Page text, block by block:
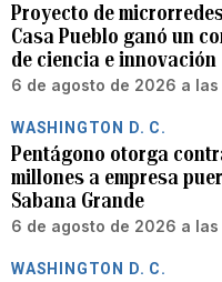
Proyecto de
Casa Pueblo ganó un
de ciencia e innovación
6 de agosto de 2026 a las
WASHINGTON D. C.
Pentágono otorga
millones a empresa
Sabana Grande
6 de agosto de 2026 a las
WASHINGTON D. C.